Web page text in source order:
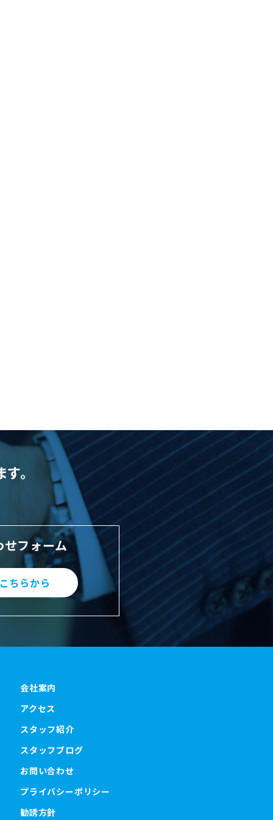
。
せフォーム
ちらから
会社案内
アクセス
スタッフ紹介
スタッフブログ
お問い合わせ
プライバシーポリシー
勧誘方針